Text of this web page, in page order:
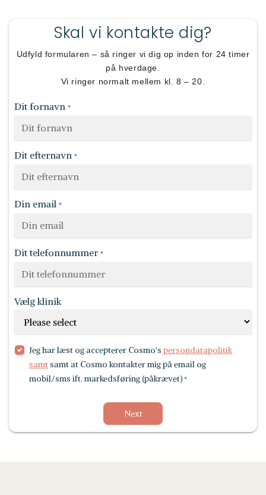
Skal vi kontakte dig?
Udfyld formularen – så ringer vi dig op inden for 24 timer
på hverdage.
Vi ringer normalt mellem kl. 8 – 20.
Dit fornavn *
Dit efternavn *
Din email *
Dit telefonnummer *
Vælg klinik
Jeg har læst og accepterer Cosmo's persondatapolitik
samtsamt at Cosmo kontakter mig på email og
mobil/sms ift. markedsføring (påkrævet) *
Next